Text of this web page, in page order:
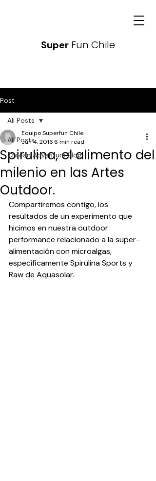
Super Fun Chile
Post
All Posts
Chilean Adventure Blog
All Posts
Spirulina, el alimento del
milenio en las Artes
Outdoor.
Equipo Superfun Chile
Jun 4, 2016 6 min read
Compartiremos contigo, los
resultados de un experimento que
hicimos en nuestra outdoor
performance relacionado a la super-
alimentación con microalgas,
específicamente Spirulina Sports y
Raw de Aquasolar.